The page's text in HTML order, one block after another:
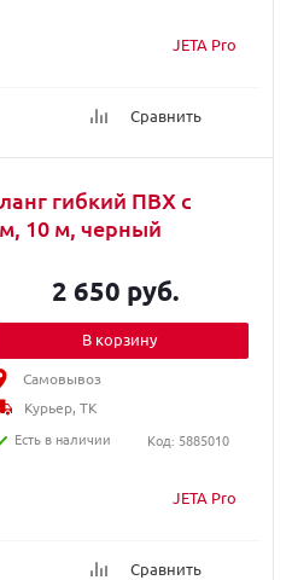
JETA Pro
Сравнить
гибкий ПВХ с
10 м, черный
JETA Pro
Сравнить
2 650 руб.
В корзину
Самовывоз
Курьер, ТК
Есть в наличии
Код: 5885010